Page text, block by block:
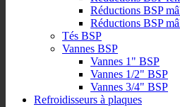
Réductions BSP
Réductions BSP
Tés BSP
Vannes BSP
Vannes 1" BSP
Vannes 1/2" BSP
Vannes 3/4" BSP
Refroidisseurs à plaques